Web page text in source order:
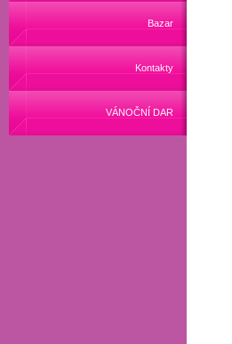
Bazar
Kontakty
VÁNOČNÍ DAR